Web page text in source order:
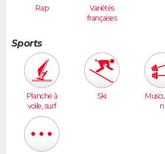
Rap
Variétés
françaises
Sports
Planche à
voile, surf
Ski
n